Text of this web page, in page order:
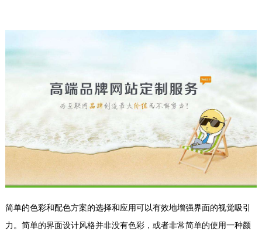
简单的色彩和配色方案的选择和应用可以有效地增强界面的视觉吸引
力。简单的界面设计风格并非没有色彩，或者非常简单的使用一种颜